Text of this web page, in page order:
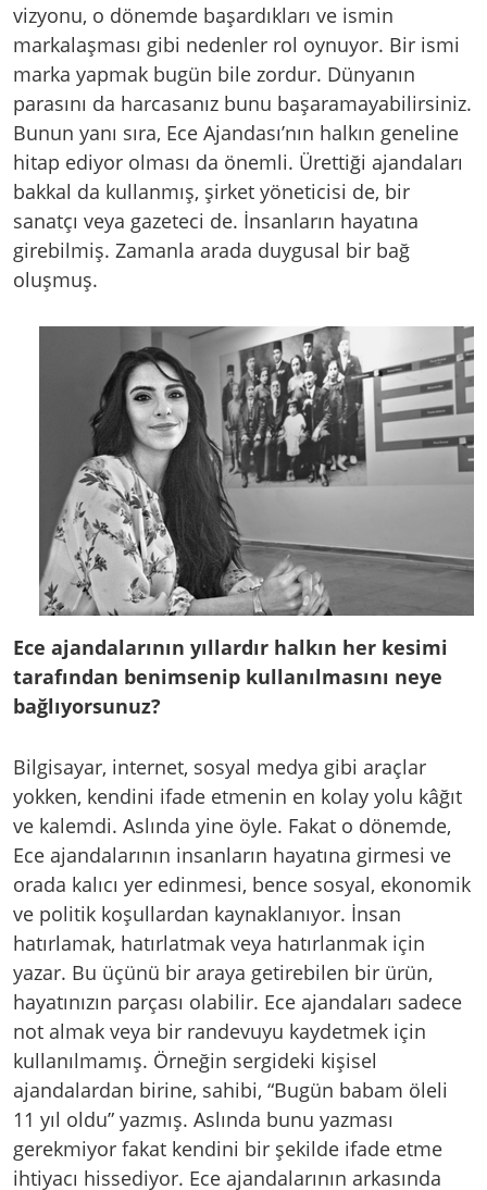
vizyonu, o dönemde başardıkları ve ismin
markalaşması gibi nedenler rol oynuyor. Bir ismi
marka yapmak bugün bile zordur. Dünyanın
parasını da harcasanız bunu başaramayabilirsiniz.
Bunun yanı sıra, Ece Ajandası’nın halkın geneline
hitap ediyor olması da önemli. Ürettiği ajandaları
bakkal da kullanmış, şirket yöneticisi de, bir
sanatçı veya gazeteci de. İnsanların hayatına
girebilmiş. Zamanla arada duygusal bir bağ
oluşmuş.
Ece ajandalarının yıllardır halkın her kesimi
tarafından benimsenip kullanılmasını neye
bağlıyorsunuz?
Bilgisayar, internet, sosyal medya gibi araçlar
yokken, kendini ifade etmenin en kolay yolu kâğıt
ve kalemdi. Aslında yine öyle. Fakat o dönemde,
Ece ajandalarının insanların hayatına girmesi ve
orada kalıcı yer edinmesi, bence sosyal, ekonomik
ve politik koşullardan kaynaklanıyor. İnsan
hatırlamak, hatırlatmak veya hatırlanmak için
yazar. Bu üçünü bir araya getirebilen bir ürün,
hayatınızın parçası olabilir. Ece ajandaları sadece
not almak veya bir randevuyu kaydetmek için
kullanılmamış. Örneğin sergideki kişisel
ajandalardan birine, sahibi, “Bugün babam öleli
11 yıl oldu” yazmış. Aslında bunu yazması
gerekmiyor fakat kendini bir şekilde ifade etme
ihtiyacı hissediyor. Ece ajandalarının arkasında